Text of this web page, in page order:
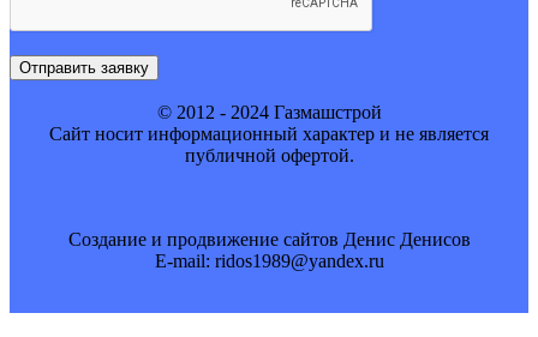
Отправить заявку
© 2012 - 2024 Газмашстрой
Cайт носит информационный характер и не является
публичной офертой.
Создание и продвижение сайтов Денис Денисов
E-mail: ridos1989@yandex.ru